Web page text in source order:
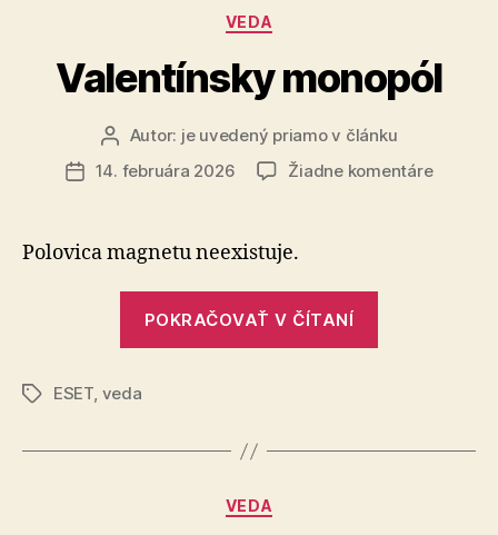
Kategórie
VEDA
Valentínsky monopól
Autor
článku
Autor: je uvedený priamo v článku
Dátum
14. februára 2026 Žiadne komentárena
Polovica magnetu neexistuje.
POKRAČOVAŤ V ČÍTANÍ
Značky
ESET, veda
Kategórie
VEDA